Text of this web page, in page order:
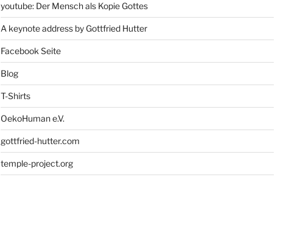
youtube: Der Mensch als Kopie Gottes
A keynote address by Gottfried Hutter
Facebook Seite
Blog
T-Shirts
OekoHuman e.V.
gottfried-hutter.com
temple-project.org